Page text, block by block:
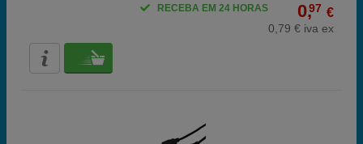
0,97 €
0,79 € iva ex
RECEBA EM 24 HORAS